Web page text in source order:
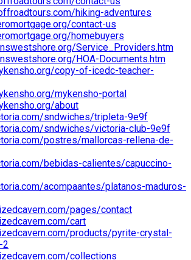
hiking-adventures
contact-us
homebuyers
Service_Providers.htm
HOA-Documents.htm
copy-of-icedc-teacher-
mykensho-portal
about
sndwiches/tripleta-9e9f
sndwiches/victoria-club-9e9f
postres/mallorcas-rellena-de-
bebidas-calientes/capuccino-
acompaantes/platanos-maduros-
pages/contact
cart
products/pyrite-crystal-
2
collections